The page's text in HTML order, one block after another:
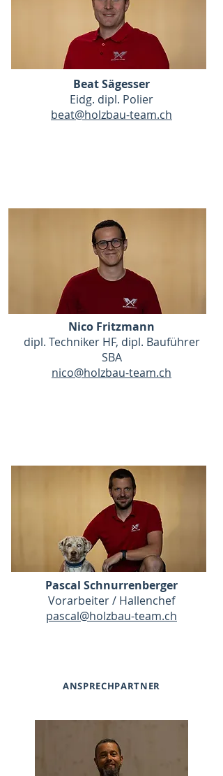
Beat Sägesser
Eidg. dipl. Polier
beat@holzbau-team.ch
Nico Fritzmann
dipl. Techniker HF, dipl. Bauführer
SBA
nico@holzbau-team.ch
Pascal Schnurrenberger
Vorarbeiter / Hallenchef
pascal@holzbau-team.ch
ANSPRECHPARTNER